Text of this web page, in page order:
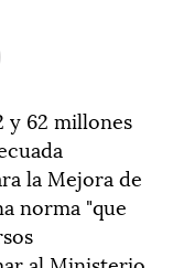
y 62 millones
la Mejora de
norma "que